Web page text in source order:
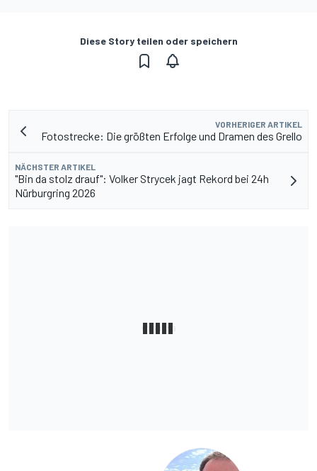
Diese Story teilen oder speichern
VORHERIGER ARTIKEL
Fotostrecke: Die größten Erfolge und Dramen des Grello
NÄCHSTER ARTIKEL
"Bin da stolz drauf": Volker Strycek jagt Rekord bei 24h
Nürburgring 2026